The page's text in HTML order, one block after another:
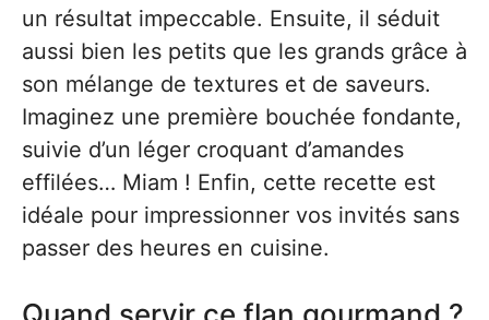
un résultat impeccable. Ensuite, il séduit
aussi bien les petits que les grands grâce à
son mélange de textures et de saveurs.
Imaginez une première bouchée fondante,
suivie d’un léger croquant d’amandes
effilées… Miam ! Enfin, cette recette est
idéale pour impressionner vos invités sans
passer des heures en cuisine.